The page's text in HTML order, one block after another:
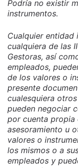
Podría no existir
instrumentos.
Cualquier entidad
cualquiera de las
Gestoras, así
empleados,
de los valores o
presente
cualesquiera
pueden negociar
por cuenta propia
asesoramiento u
valores o
los mismos o a
empleados y